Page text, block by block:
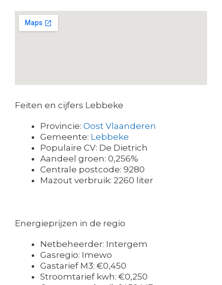
Feiten en cijfers Lebbeke
Provincie: Oost Vlaanderen
Gemeente: Lebbeke
Populaire CV: De Dietrich
Aandeel groen: 0,256%
Centrale postcode: 9280
Mazout verbruik: 2260 liter
Energieprijzen in de regio
Netbeheerder: Intergem
Gasregio: Imewo
Gastarief M3: €0,450
Stroomtarief kwh: €0,250